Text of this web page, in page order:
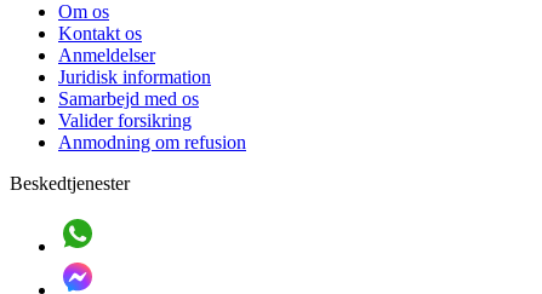
Om os
Kontakt os
Anmeldelser
Juridisk information
Samarbejd med os
Valider forsikring
Anmodning om refusion
Beskedtjenester